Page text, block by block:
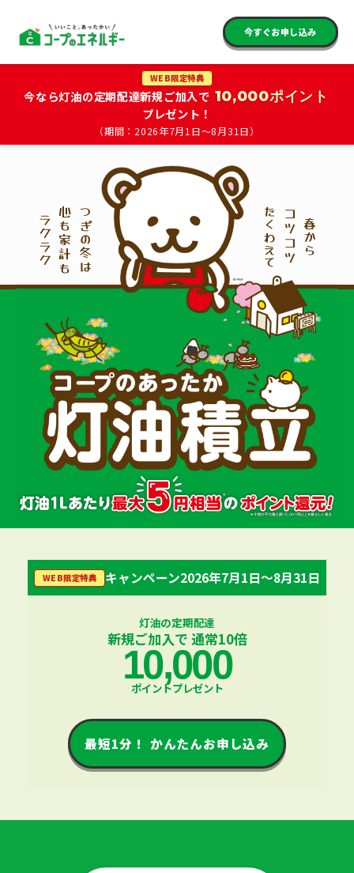
今すぐお申し込み
WEB限定特典
今なら灯油の定期配達新規ご加入で 10,000ポイント
プレゼント！
（期間：2026年7月1日〜8月31日）
春から
コツコツ
たくわえて
つぎの冬は
心も家計も
ラクラク
WEB限定特典 キャンペーン2026年7月1日〜8月31日
灯油の定期配達
新規ご加入で 通常10倍
10,000
ポイントプレゼント
最短1分！ かんたんお申し込み